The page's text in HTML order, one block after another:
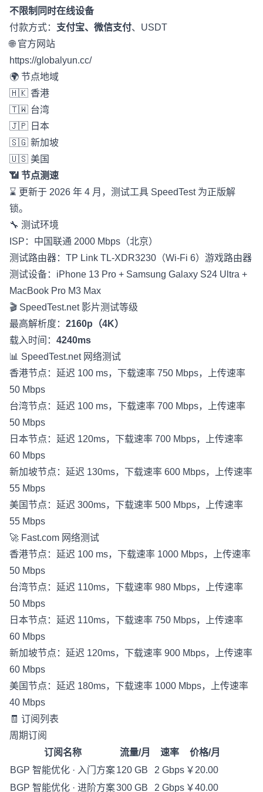
不限制同时在线设备
付款方式： 支付宝、微信支付、USDT
🌐 官方网站
https://globalyun.cc/
🌍 节点地域
🇭🇰 香港
🇹🇼 台湾
🇯🇵 日本
🇸🇬 新加坡
🇺🇸 美国
📶 节点测速
⌛️ 更新于 2026 年 4 月，测试工具 SpeedTest 为正版解
锁。
🔧 测试环境
ISP：中国联通 2000 Mbps（北京）
测试路由器：TP Link TL-XDR3230（Wi-Fi 6）游戏路由器
测试设备：iPhone 13 Pro + Samsung Galaxy S24 Ultra +
MacBook Pro M3 Max
🎬 SpeedTest.net影片测试等级
最高解析度： 2160p（4K）
载入时间： 4240ms
📊 SpeedTest.net网络测试
香港节点：延迟 100 ms，下载速率 750 Mbps，上传速率
50 Mbps
台湾节点：延迟 100 ms，下载速率 700 Mbps，上传速率
50 Mbps
日本节点：延迟 120ms，下载速率 700 Mbps，上传速率
60 Mbps
新加坡节点：延迟 130ms，下载速率 600 Mbps，上传速率
55 Mbps
美国节点：延迟 300ms，下载速率 500 Mbps，上传速率
55 Mbps
🚀 Fast.com 网络测试
香港节点：延迟 100 ms，下载速率 1000 Mbps，上传速率
50 Mbps
台湾节点：延迟 110ms，下载速率 980 Mbps，上传速率
50 Mbps
日本节点：延迟 110ms，下载速率 750 Mbps，上传速率
60 Mbps
新加坡节点：延迟 120ms，下载速率 900 Mbps，上传速率
60 Mbps
美国节点：延迟 180ms，下载速率 1000 Mbps，上传速率
40 Mbps
🧾 订阅列表
周期订阅
订阅名称
流量/月 速率
价格/月
BGP 智能优化 · 入门方案120 GB 2 Gbps ￥20.00
BGP 智能优化 · 进阶方案300 GB 2 Gbps ￥40.00